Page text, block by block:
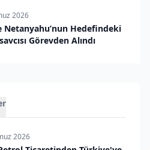
2026
Netanyahu’nun Hedefindeki
Görevden Alındı
2026